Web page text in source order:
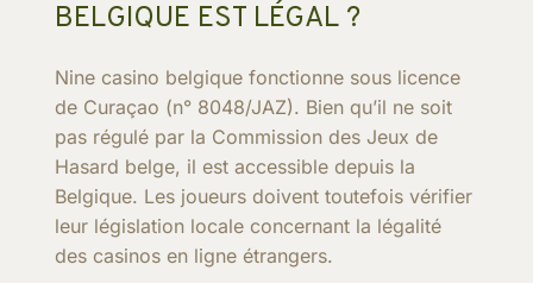
BELGIQUE EST LÉGAL ?
Nine casino belgique fonctionne sous licence
de Curaçao (n° 8048/JAZ). Bien qu’il ne soit
pas régulé par la Commission des Jeux de
Hasard belge, il est accessible depuis la
Belgique. Les joueurs doivent toutefois vérifier
leur législation locale concernant la légalité
des casinos en ligne étrangers.